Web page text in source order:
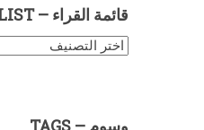
قائمة القراء – RECITERS LIST
قائمة
List
وسوم – TAGS